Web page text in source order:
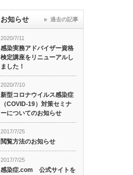
お知らせ
2020/7/11
感染実務アドバイザー資格
検定講座をリニューアルし
ました！
2020/7/10
新型コロナウイルス感染症
（COVID-19）対策セミナ
ーについてのお知らせ
2017/7/25
閲覧方法のお知らせ
2017/7/25
感染症.com 公式サイトを
過去の記事